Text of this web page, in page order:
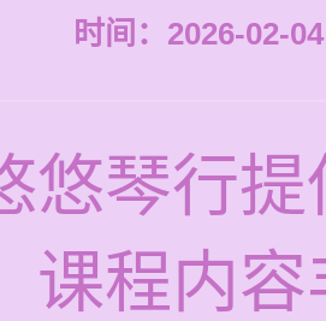
时间：2026-02-
悠琴行
课程内